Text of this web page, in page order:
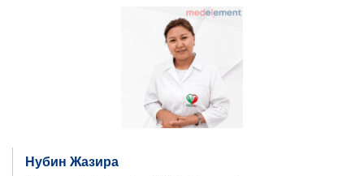
Нубин Жазира